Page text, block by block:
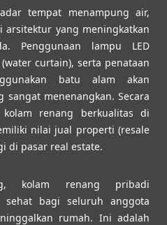
tempat menampung air,
arsitektur yang meningkatkan
Penggunaan lampu LED
curtain), serta penataan
batu alam akan
sangat menenangkan. Secara
renang berkualitas di
nilai jual properti (resale
di pasar real estate.
kolam renang pribadi
sehat bagi seluruh anggota
rumah. Ini adalah